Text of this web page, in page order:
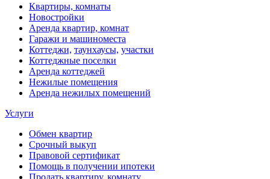
Квартиры, комнаты
Новостройки
Аренда квартир, комнат
Гаражи и машиноместа
Коттеджи, таунхаусы, участки
Коттеджные поселки
Аренда коттеджей
Нежилые помещения
Аренда нежилых помещений
Услуги
Обмен квартир
Срочный выкуп
Правовой сертификат
Помощь в получении ипотеки
Продать квартиру, комнату